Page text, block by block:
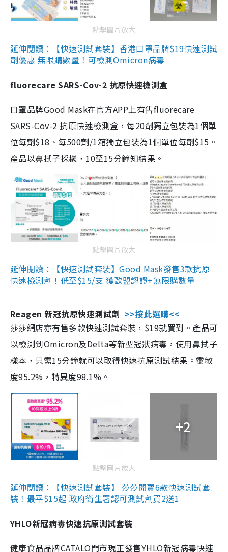
點擊圖片放大
延伸閱讀：【快速測試套裝】香港口罩品牌$19快速測試
劑優惠 無限購數量！可檢測Omicron病毒
fluorecare SARS-Cov-2 抗原快速檢測盒
口罩品牌Good Mask在官方APP上有售fluorecare
SARS-Cov-2 抗原快速檢測盒，每20劑獨立包裝為1個單
位每劑$18、每500劑/1箱獨立包裝為1個單位每劑$15。
產品以鼻拭子採樣，10至15分鐘知結果。
點擊圖片放大
延伸閱讀：【快速測試套裝】Good Mask發售3款抗原
快速檢測劑！低至$15/支 獲歐盟認證+無限購數量
Reagen 新冠抗原快速測試劑 >>按此選購<<
莎莎網店亦有售多款快速測試套裝，$19就買到。產品可
以檢測到Omicron及Delta等新型冠狀病毒，使用鼻拭子
樣本，只需15分鐘就可以取得快速抗原測試結果。靈敏
度95.2%，特異度98.1%。
+2
點擊圖片放大
延伸閱讀：【快速測試套裝】 莎莎開賣6款快速測試套
裝！最平$15起 政府衛生署認可測試劑買2送1
YHLO新冠病毒快速抗原測試套裝
健康食品品牌CATALO門市現正發售YHLO新冠病毒快速